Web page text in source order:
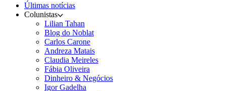
Últimas notícias
Colunistas
Lilian Tahan
Blog do Noblat
Carlos Carone
Andreza Matais
Claudia Meireles
Fábia Oliveira
Dinheiro & Negócios
Igor Gadelha